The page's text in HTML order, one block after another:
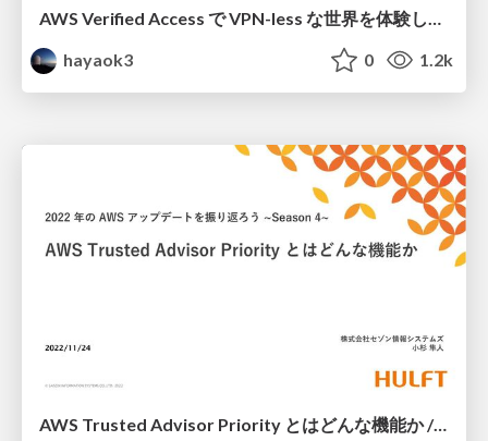
AWS Verified Access で VPN-less な世界を体験してみた / The world of VPN-less with AWS Verified Access
hayaok3
0 1.2k
AWS Trusted Advisor Priority とはどんな機能か / What is AWS Trusted Advisor Priority?